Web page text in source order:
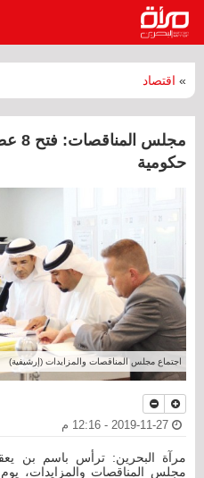
» اقتصاد
حكومية
اجتماع مجلس المناقصات والمزايدات (إرشيفية)
مرآة البحرين: ترأس باسم بن